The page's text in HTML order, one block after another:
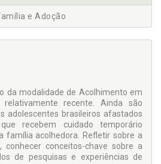
e Adoção
da modalidade de Acolhimento em
relativamente recente. Ainda são
adolescentes brasileiros afastados
recebem cuidado temporário
família acolhedora. Refletir sobre a
conhecer conceitos-chave sobre a
de pesquisas e experiências de